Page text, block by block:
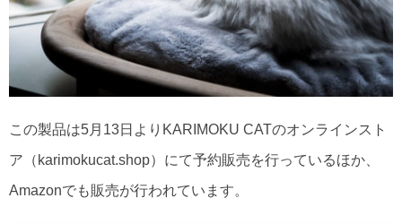
この製品は5月13日よりKARIMOKU CATのオンラインスト
ア（karimokucat.shop）にて予約販売を行っているほか、
Amazonでも販売が行われています。